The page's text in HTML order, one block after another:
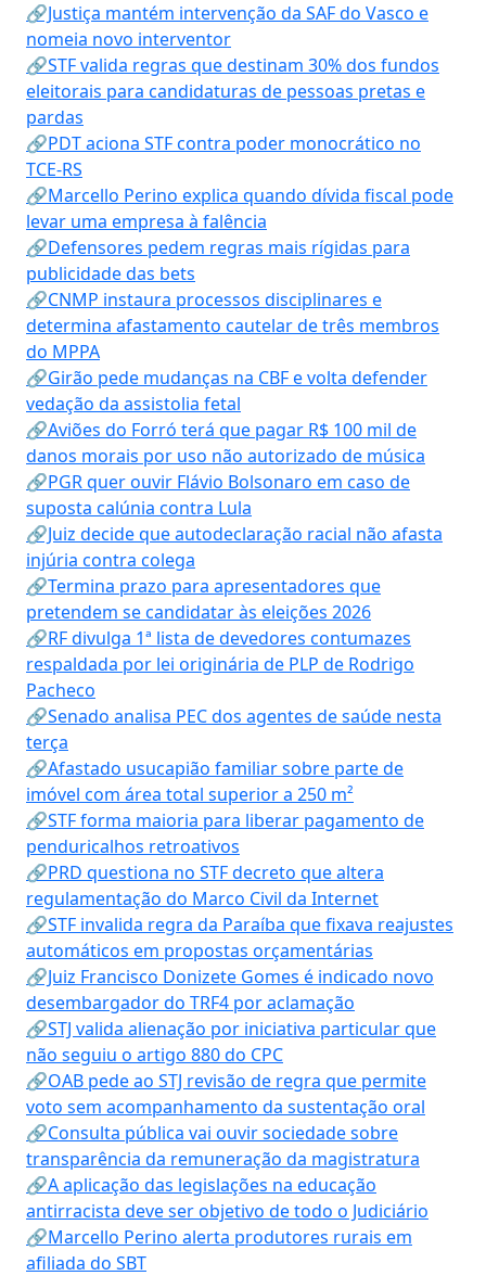
🔗Justiça mantém intervenção da SAF do Vasco e
nomeia novo interventor
🔗STF valida regras que destinam 30% dos fundos
eleitorais para candidaturas de pessoas pretas e
pardas
🔗PDT aciona STF contra poder monocrático no
TCE-RS
🔗Marcello Perino explica quando dívida fiscal pode
levar uma empresa à falência
🔗Defensores pedem regras mais rígidas para
publicidade das bets
🔗CNMP instaura processos disciplinares e
determina afastamento cautelar de três membros
do MPPA
🔗Girão pede mudanças na CBF e volta defender
vedação da assistolia fetal
🔗Aviões do Forró terá que pagar R$ 100 mil de
danos morais por uso não autorizado de música
🔗PGR quer ouvir Flávio Bolsonaro em caso de
suposta calúnia contra Lula
🔗Juiz decide que autodeclaração racial não afasta
injúria contra colega
🔗Termina prazo para apresentadores que
pretendem se candidatar às eleições 2026
🔗RF divulga 1ª lista de devedores contumazes
respaldada por lei originária de PLP de Rodrigo
Pacheco
🔗Senado analisa PEC dos agentes de saúde nesta
terça
🔗Afastado usucapião familiar sobre parte de
imóvel com área total superior a 250 m²
🔗STF forma maioria para liberar pagamento de
penduricalhos retroativos
🔗PRD questiona no STF decreto que altera
regulamentação do Marco Civil da Internet
🔗STF invalida regra da Paraíba que fixava reajustes
automáticos em propostas orçamentárias
🔗Juiz Francisco Donizete Gomes é indicado novo
desembargador do TRF4 por aclamação
🔗STJ valida alienação por iniciativa particular que
não seguiu o artigo 880 do CPC
🔗OAB pede ao STJ revisão de regra que permite
voto sem acompanhamento da sustentação oral
🔗Consulta pública vai ouvir sociedade sobre
transparência da remuneração da magistratura
🔗A aplicação das legislações na educação
antirracista deve ser objetivo de todo o Judiciário
🔗Marcello Perino alerta produtores rurais em
afiliada do SBT